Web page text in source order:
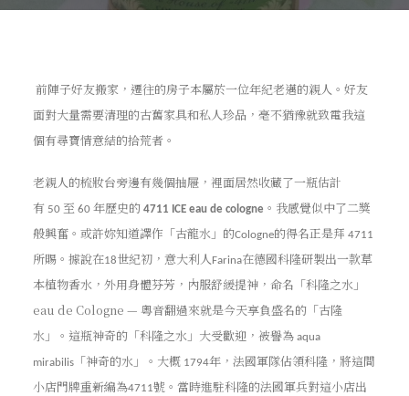
前陣子好友搬家，遷往的房子本屬於一位年紀老邁的親人。好友
面對大量需要清理的古舊家具和私人珍品，毫不猶豫就致電我這
個有尋寶情意結的拾荒者。
老親人的梳妝台旁邊有幾個抽屜，裡面居然收藏了一瓶估計
有 50 至 60 年歷史的 4711 ICE eau de cologne 。我感覺似中了二獎
般興奮。或許妳知道譯作「古龍水」的Cologne的得名正是拜 4711
所賜。據說在18世紀初，意大利人Farina在德國科隆研製出一款草
本植物香水，外用身體芬芳，內服舒緩提神，命名「科隆之水」
eau de Cologne — 粵音翻過來就是今天享負盛名的「古隆
水」。這瓶神奇的「科隆之水」大受歡迎，被譽為 aqua
mirabilis 「神奇的水」。大概 1794年，法國軍隊佔領科隆，將這間
小店門牌重新編為4711號。當時進駐科隆的法國軍兵對這小店出